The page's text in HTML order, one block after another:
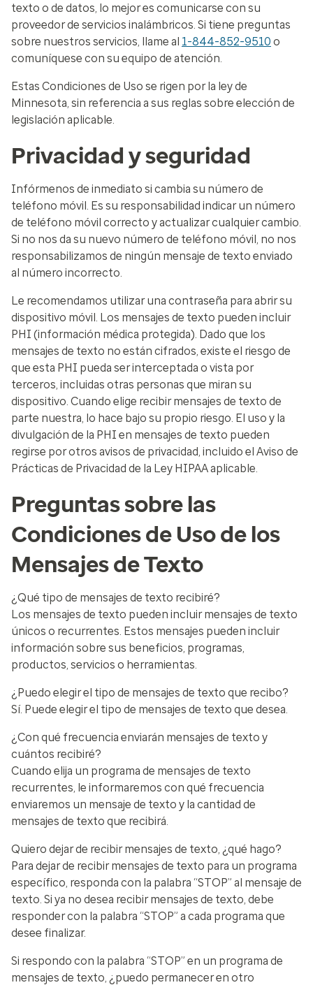
texto o de datos, lo mejor es comunicarse con su
proveedor de servicios inalámbricos. Si tiene preguntas
sobre nuestros servicios, llame al 1-844-852-9510 o
comuníquese con su equipo de atención.
Estas Condiciones de Uso se rigen por la ley de
Minnesota, sin referencia a sus reglas sobre elección de
legislación aplicable.​
Privacidad y seguridad​
Infórmenos de inmediato si cambia su número de
teléfono móvil. Es su responsabilidad indicar un número
de teléfono móvil correcto y actualizar cualquier cambio.
Si no nos da su nuevo número de teléfono móvil, no nos
responsabilizamos de ningún mensaje de texto enviado
al número incorrecto.​
Le recomendamos utilizar una contraseña para abrir su
dispositivo móvil. Los mensajes de texto pueden incluir
PHI (información médica protegida). Dado que los
mensajes de texto no están cifrados, existe el riesgo de
que esta PHI pueda ser interceptada o vista por
terceros, incluidas otras personas que miran su
dispositivo. Cuando elige recibir mensajes de texto de
parte nuestra, lo hace bajo su propio riesgo. El uso y la
divulgación de la PHI en mensajes de texto pueden
regirse por otros avisos de privacidad, incluido el Aviso de
Prácticas de Privacidad de la Ley HIPAA aplicable.​
Preguntas sobre las
Condiciones de Uso de los
Mensajes de Texto​
¿Qué tipo de mensajes de texto recibiré?
Los mensajes de texto pueden incluir mensajes de texto
únicos o recurrentes. Estos mensajes pueden incluir
información sobre sus beneficios, programas,
productos, servicios o herramientas.
¿Puedo elegir el tipo de mensajes de texto que recibo?
Sí. Puede elegir el tipo de mensajes de texto que desea.
¿Con qué frecuencia enviarán mensajes de texto y
cuántos recibiré?
Cuando elija un programa de mensajes de texto
recurrentes, le informaremos con qué frecuencia
enviaremos un mensaje de texto y la cantidad de
mensajes de texto que recibirá.
Quiero dejar de recibir mensajes de texto, ¿qué hago?
Para dejar de recibir mensajes de texto para un programa
específico, responda con la palabra “STOP” al mensaje de
texto. Si ya no desea recibir mensajes de texto, debe
responder con la palabra “STOP” a cada programa que
desee finalizar.
Si respondo con la palabra “STOP” en un programa de
mensajes de texto, ¿puedo permanecer en otro